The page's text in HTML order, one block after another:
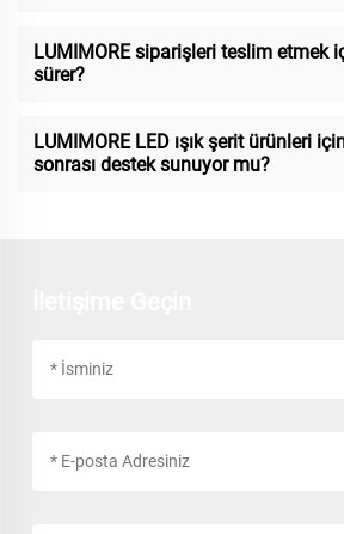
LUMIMORE siparişleri teslim etmek
sürer?
LUMIMORE LED ışık şerit ürünleri
sonrası destek sunuyor mu?